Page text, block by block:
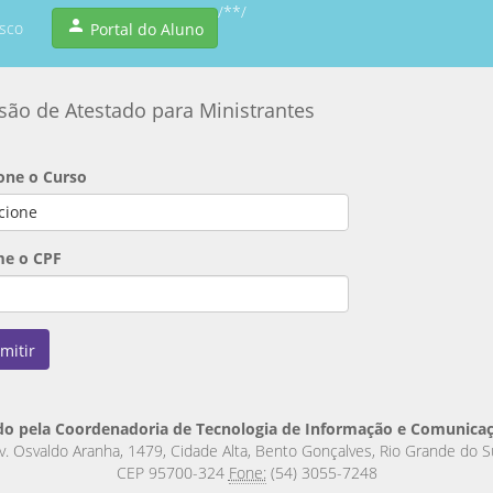
/*
person Portal do Aluno
*/
de Atestado para Ministrantes
o Curso
o CPF
pela Coordenadoria de Tecnologia de Informação e
Osvaldo Aranha, 1479, Cidade Alta, Bento Gonçalves, Rio Grande do
CEP 95700-324 Fone: (54) 3055-7248